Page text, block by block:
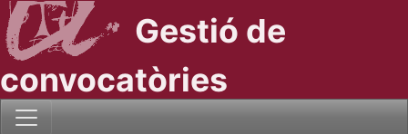
Gestió de
convocatòries